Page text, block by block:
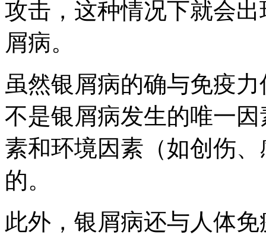
攻击，这种情况下就会
屑病。
虽然银屑病的确与免疫
不是银屑病发生的唯一
素和环境因素（如创伤
的。
此外，银屑病还与人体